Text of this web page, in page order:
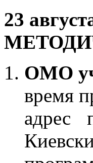
23
ОМО
время
адрес